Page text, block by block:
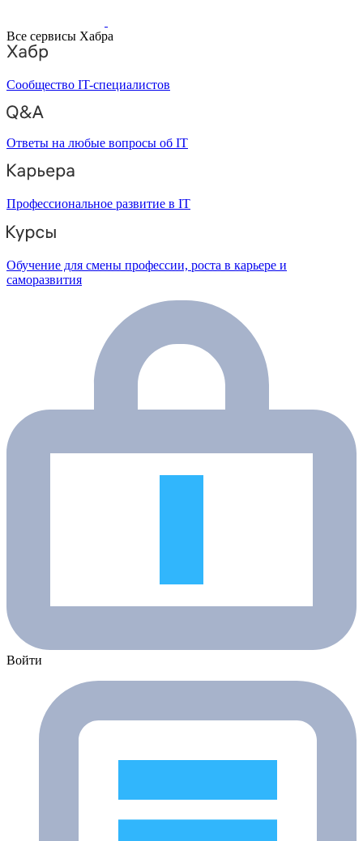
Все сервисы Хабра
Сообщество IT-специалистов
Ответы на любые вопросы об IT
Профессиональное развитие в IT
Обучение для смены профессии, роста в карьере и
саморазвития
Войти